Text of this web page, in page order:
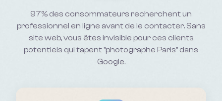
97% des consommateurs recherchent un
professionnel en ligne avant de le contacter. Sans
site web, vous êtes invisible pour ces clients
potentiels qui tapent "photographe Paris" dans
Google.